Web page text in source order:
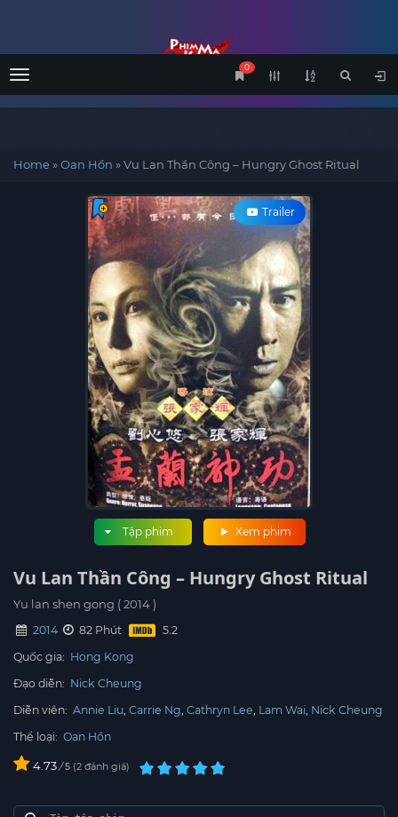
Menu
0
Home»Oan Hồn »Vu Lan Thần Công – Hungry Ghost Ritual
Trailer
Xem phim
Tập phim
Vu Lan Thần Công – Hungry Ghost Ritual
Yu lan shen gong ( 2014 )
2014
82 Phút
Quốc gia: Hong Kong
Đạo diễn: Nick Cheung
Diễn viên: Annie Liu Carrie Ng Cathryn Lee Lam Wai Nick Cheung
Thể loại: Oan Hồn
4.73/ 5 2 đánh giá